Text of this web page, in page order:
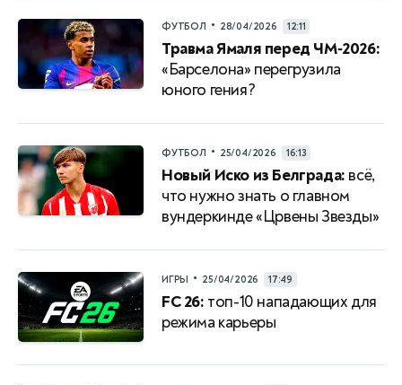
ФУТБОЛ • 28/04/2026 12:11
Травма Ямаля перед ЧМ‑2026:
«Барселона» перегрузила
юного гения?
ФУТБОЛ • 25/04/2026 16:13
Новый Иско из Белграда: всё,
что нужно знать о главном
вундеркинде «Црвены Звезды»
ИГРЫ • 25/04/2026 17:49
FC 26: топ-10 нападающих для
режима карьеры